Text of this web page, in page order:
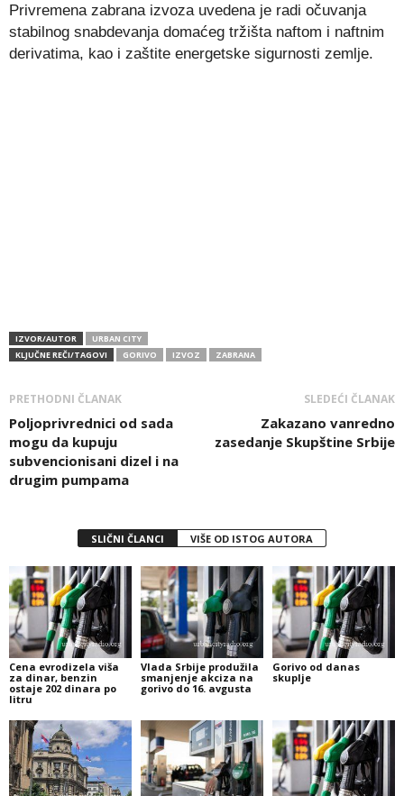
Privremena zabrana izvoza uvedena je radi očuvanja
stabilnog snabdevanja domaćeg tržišta naftom i naftnim
derivatima, kao i zaštite energetske sigurnosti zemlje.
IZVOR/AUTOR
URBAN CITY
KLJUČNE REČI/TAGOVI
GORIVO IZVOZ ZABRANA
PRETHODNI ČLANAK
Poljoprivrednici od sada
mogu da kupuju
subvencionisani dizel i na
drugim pumpama
SLEDEĆI ČLANAK
Zakazano vanredno
zasedanje Skupštine Srbije
SLIČNI ČLANCI VIŠE OD ISTOG AUTORA
Cena evrodizela viša
za dinar, benzin
ostaje 202 dinara po
litru
Vlada Srbije produžila
smanjenje akciza na
gorivo do 16. avgusta
Gorivo od danas
skuplje